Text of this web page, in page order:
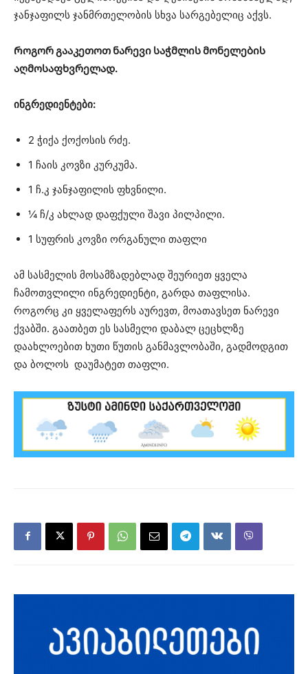
ჯანჯაფილს ჯანმრთელობის სხვა სარგებელიც აქვს.
Როგორ გააკეთოთ ნარევი საჭმლის მონელების
აღმოსაფხვრელად.
ინგრედიენტები:
2 ჭიქა ქოქოსის რძე.
1 ჩაის კოვზი კურკუმა.
1 ჩ.კ ჯანჯაფილის ფხვნილი.
¼ ჩ/კ ახლად დაფქული შავი პილპილი.
1 სუფრის კოვზი ორგანული თაფლი
ამ სასმელის მოსამზადებლად შეურიეთ ყველა
ჩამოთვლილი ინგრედიენტი, გარდა თაფლისა.
როგორც კი ყველაფერს აურევთ, მოათავსეთ ნარევი
ქვაბში. გაათბეთ ეს სასმელი დაბალ ცეცხლზე
დაახლოებით ხუთი წუთის განმავლობაში, გადმოდგით
და ბოლოს დაუმატეთ თაფლი.